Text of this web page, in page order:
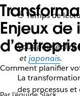
Enjeux de
Comment planifier
Temps de
Vous pouvez lire
etjaponais.
La
des processus